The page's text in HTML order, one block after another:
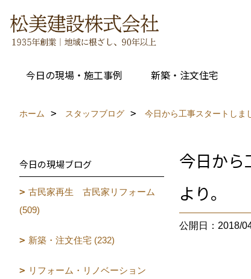
今日の現場・施工事例 新築・注文住宅
ホーム スタッフブログ 今日から工事スタートしま
今日か
より。
公開日：2018/
今日の現場ブログ
古民家再生 古民家リフォーム
(509)
新築・注文住宅 (232)
リフォーム・リノベーション